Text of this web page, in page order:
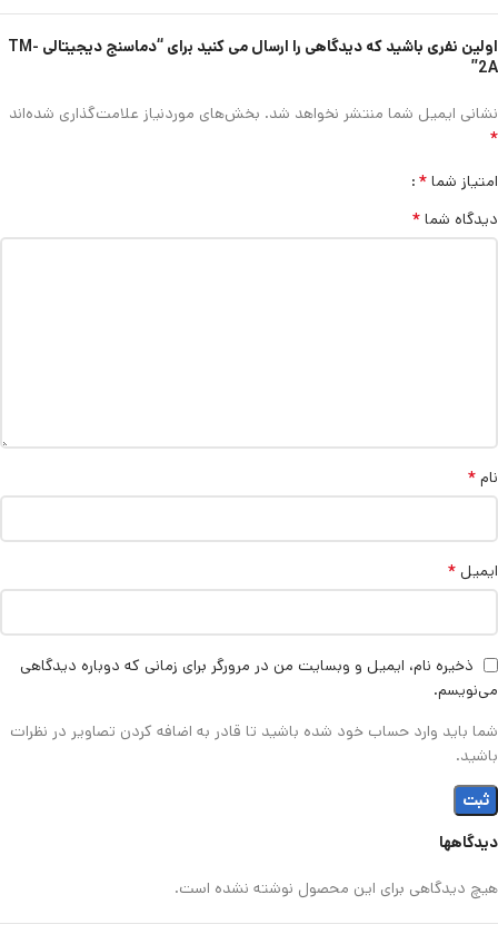
دیدگاهها
هیچ دیدگاهی برای این محصول نوشته نشده است.
اولین نفری باشید که دیدگاهی را ارسال می کنید برای “دماسنج دیجیتالی TM-
2A”
نشانی ایمیل شما منتشر نخواهد شد. بخش‌های موردنیاز علامت‌گذاری شده‌اند
*
امتیاز شما *
دیدگاه شما *
نام *
ایمیل *
ذخیره نام، ایمیل و وبسایت من در مرورگر برای زمانی که دوباره دیدگاهی
می‌نویسم.
شما باید وارد حساب خود شده باشید تا قادر به اضافه کردن تصاویر در نظرات
باشید.